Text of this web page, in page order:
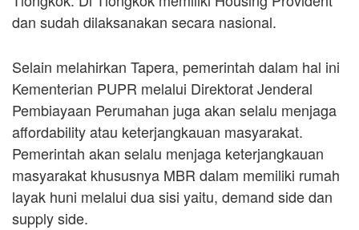
dan sudah dilaksanakan secara nasional.
Selain melahirkan Tapera, pemerintah dalam hal ini
Kementerian PUPR melalui Direktorat Jenderal
Pembiayaan Perumahan juga akan selalu menjaga
affordability atau keterjangkauan masyarakat.
Pemerintah akan selalu menjaga keterjangkauan
masyarakat khususnya MBR dalam memiliki rumah
layak huni melalui dua sisi yaitu, demand side dan
supply side.